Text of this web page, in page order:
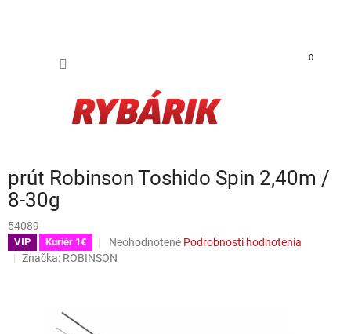
0
prút Robinson Toshido Spin 2,40m /
8-30g
54089
VIP Kuriér 1€ Priemerné hodnotenie produktu je 0,0 z 5
Neohodnotené Podrobnosti hodnotenia
Značka: ROBINSON